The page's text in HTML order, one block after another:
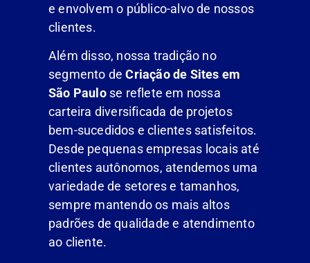
e envolvem o público-alvo de nossos
clientes.
Além disso, nossa tradição no
segmento de Criação de Sites em
São Paulose reflete em nossa
carteira diversificada de projetos
bem-sucedidos e clientes satisfeitos.
Desde pequenas empresas locais até
clientes autônomos, atendemos uma
variedade de setores e tamanhos,
sempre mantendo os mais altos
padrões de qualidade e atendimento
ao cliente.